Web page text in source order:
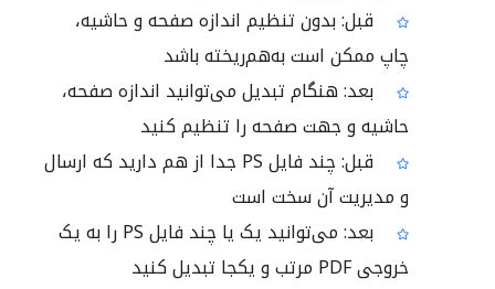
قبل: بدون تنظیم اندازه صفحه و حاشیه،
چاپ ممکن است به‌هم‌ریخته باشد
بعد: هنگام تبدیل می‌توانید اندازه صفحه،
حاشیه و جهت صفحه را تنظیم کنید
قبل: چند فایل PS جدا از هم دارید که ارسال
و مدیریت آن سخت است
بعد: می‌توانید یک یا چند فایل PS را به یک
خروجی PDF مرتب و یکجا تبدیل کنید